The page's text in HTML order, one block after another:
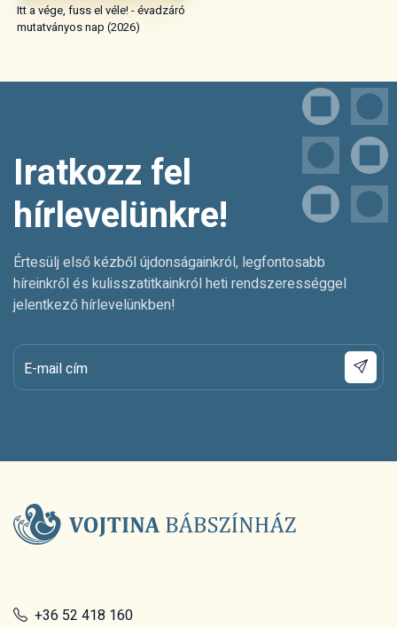
Itt a vége, fuss el véle! - évadzáró
mutatványos nap (2026)
Iratkozz fel
hírlevelünkre!
Értesülj első kézből újdonságainkról, legfontosabb
híreinkről és kulisszatitkainkról heti rendszerességgel
jelentkező hírlevelünkben!
E-mail cím
+36 52 418 160